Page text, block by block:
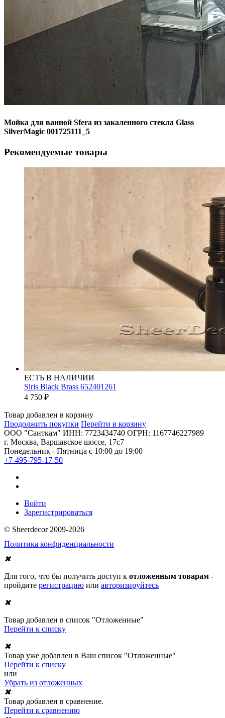
Мойка для ванной Sfera из закаленного стекла Glass
SilverMagic 001725111_5
Рекомендуемые товары
ЕСТЬ В НАЛИЧИИ
Siris Black Brass 652401261
4 750 ₽
Товар добавлен в корзину
Продолжить покупки Перейти в корзину
ООО "Санткам" ИНН: 7723434740 ОГРН: 1167746227989
г. Москва, Варшавское шоссе, 17с7
Понедельник - Пятница с 10:00 до 19:00
+7-495-795-17-50
Войти
Зарегистрироваться
© Sheerdecor 2009-2026
Политика конфиденциальности
✖
Для того, что бы получить доступ к отложенным товарам -
пройдите регистрацию или авторизируйтесь
✖
Товар добавлен в список "Отложенные"
Перейти к списку
✖
Товар уже добавлен в Ваш список "Отложенные"
Перейти к списку
или
Убрать из отложенных
✖
Товар добавлен в сравнение.
Перейти к сравнению